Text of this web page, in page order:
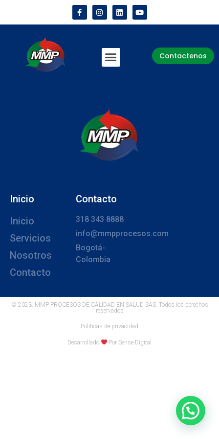
Contactenos
Inicio
Inicio
Servicios
Nosotros
Contacto
Contacto
318 343 8888
info@mmpprocesos.com
Bogotá-
Colombia
© 2023. MMP PROCESOS DE CALIDAD EN SALUD SAS. Todos los derechos
reservados
Politicas de privacidad
Desarrollado Por Sense Digital